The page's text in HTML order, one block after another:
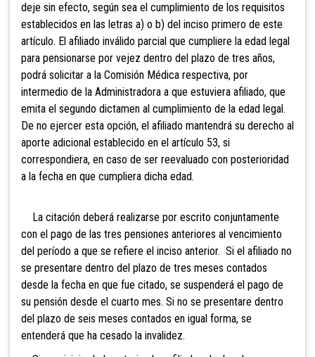
deje sin efecto, según sea el cumplimiento de los requisitos
establecidos en las letras a) o b) del inciso primero de este
artículo. El afiliado inválido parcial que cumpliere la edad legal
para pensionarse por vejez dentro del plazo de tres años,
podrá solicitar a la Comisión Médica respectiva, por
intermedio de la Administradora a que estuviera afiliado, que
emita el segundo dictamen al cumplimiento de la edad legal.
De no ejercer esta opción, el afiliado mantendrá su derecho al
aporte adicional establecido en el artículo 53, si
correspondiera, en caso de ser reevaluado con posterioridad
a la fecha en que cumpliera dicha edad.
La citación deberá realizarse por escrito conjuntamente
con el pago de las tres pensiones anteriores al vencimiento
del período a que se refiere el inciso anterior. Si el afiliado no
se presentare dentro del plazo de tres meses contados
desde la fecha en que fue citado, se suspenderá el pago de
su pensión desde el cuarto mes. Si no se presentare dentro
del plazo de seis meses contados en igual forma, se
entenderá que ha cesado la invalidez.